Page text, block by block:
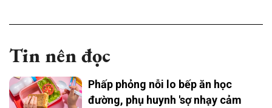
Tin nên đọc
Phấp phỏng nỗi lo bếp ăn học
đường, phụ huynh 'sợ nhạy cảm